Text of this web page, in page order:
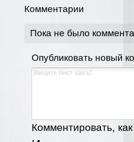
Комментарии
Пока не было
Опубликовать новый
Комментировать,